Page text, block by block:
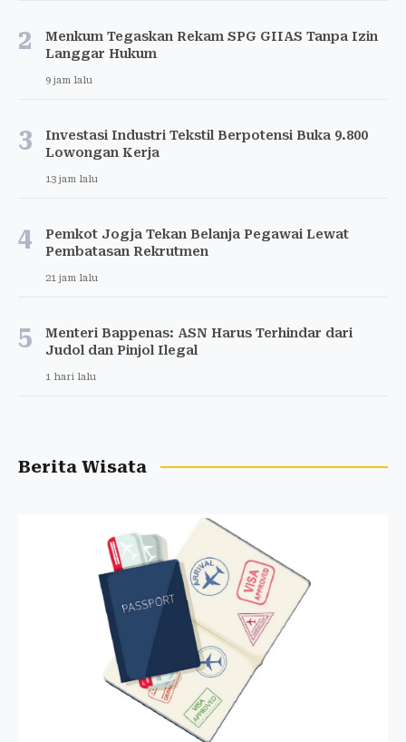
2
Menkum Tegaskan Rekam SPG GIIAS Tanpa Izin
Langgar Hukum
9 jam lalu
3
Investasi Industri Tekstil Berpotensi Buka 9.800
Lowongan Kerja
13 jam lalu
4
Pemkot Jogja Tekan Belanja Pegawai Lewat
Pembatasan Rekrutmen
21 jam lalu
5
Menteri Bappenas: ASN Harus Terhindar dari
Judol dan Pinjol Ilegal
1 hari lalu
Berita Wisata